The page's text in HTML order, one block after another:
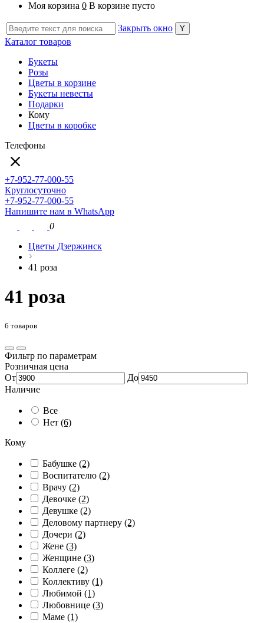
Моя корзина 0 В корзине пусто
Закрыть окно
Каталог товаров
Букеты
Розы
Цветы в корзине
Букеты невесты
Подарки
Кому
Цветы в коробке
Телефоны
+7-952-77-000-55
Круглосуточно
+7-952-77-000-55
Напишите нам в WhatsApp
0
Цветы Дзержинск
41 роза
41 роза
6 товаров
Фильтр по параметрам
Розничная цена
От
До
Наличие
Все
Нет (6)
Кому
Бабушке (2)
Воспитателю (2)
Врачу (2)
Девочке (2)
Девушке (2)
Деловому партнеру (2)
Дочери (2)
Жене (3)
Женщине (3)
Коллеге (2)
Коллективу (1)
Любимой (1)
Любовнице (3)
Маме (1)